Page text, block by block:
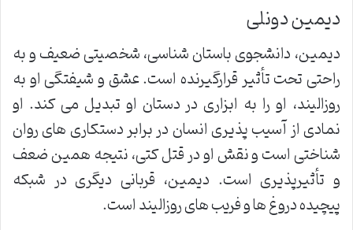
دیمین دونلی
دیمین، دانشجوی باستان شناسی، شخصیتی ضعیف و به
راحتی تحت تأثیر قرارگیرنده است. عشق و شیفتگی او به
روزالیند، او را به ابزاری در دستان او تبدیل می کند. او
نمادی از آسیب پذیری انسان در برابر دستکاری های روان
شناختی است و نقش او در قتل کتی، نتیجه همین ضعف
و تأثیرپذیری است. دیمین، قربانی دیگری در شبکه
پیچیده دروغ ها و فریب های روزالیند است.